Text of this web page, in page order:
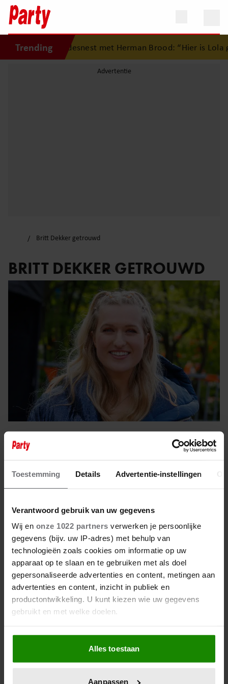
Toestemming Details Advertentie-instellingen
Verantwoord gebruik van uw gegevens
Wij en onze 1022 partners verwerken je persoonlijke
gegevens (bijv. uw IP-adres) met behulp van
technologieën zoals cookies om informatie op uw
apparaat op te slaan en te gebruiken met als doel
gepersonaliseerde advertenties en content, metingen aan
advertenties en content, inzicht in publiek en
productontwikkeling. U kunt kiezen wie uw gegevens
gebruikt en met welke doelen.
Als u het toestaat, willen we ook graag:
Informatie verzamelen over uw geografische
locatie, die tot een paar meter nauwkeurig kan zijn
Alles toestaan
Aanpassen
Trending
op eerste liefdesnest met Herman Brood: “Hier is Lola
Britt Dekker getrouwd
BRITT DEKKER GETROUWD
BRITT DEKKER DEELT MEER
DETAILS OVER HUWELIJK